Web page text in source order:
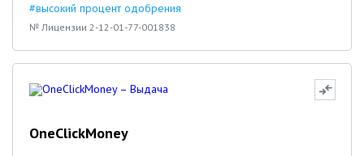
#высокий процент одобрения
№ Лицензии 2-12-01-77-001838
OneClickMoney